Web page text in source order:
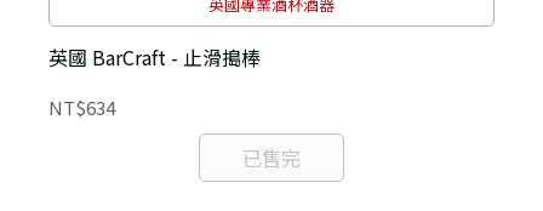
英國 BarCraft - 止滑搗棒
NT$634
已售完